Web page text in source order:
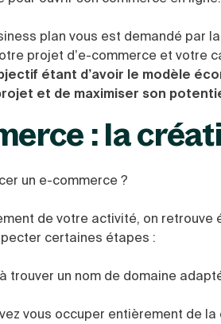
plan vous est demandé par
projet d’e-commerce et votre
étant d’avoir le modèle
et de maximiser son
: la
un e-commerce ?
de votre activité, on retrouve
certaines étapes :
trouver un nom de domaine
vous occuper entièrement de